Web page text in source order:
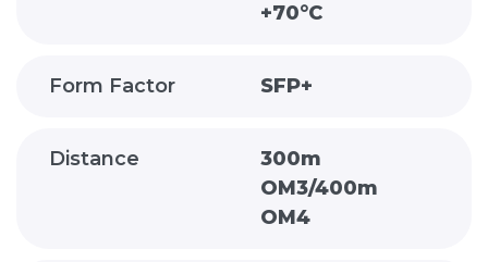
+70°C
Form Factor SFP+
Distance
300m
OM3/400m
OM4